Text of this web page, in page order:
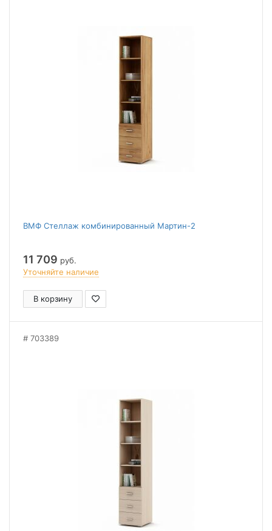
ВМФ Стеллаж комбинированный Мартин-2
11 709 руб.
Уточняйте наличие
В корзину
703389